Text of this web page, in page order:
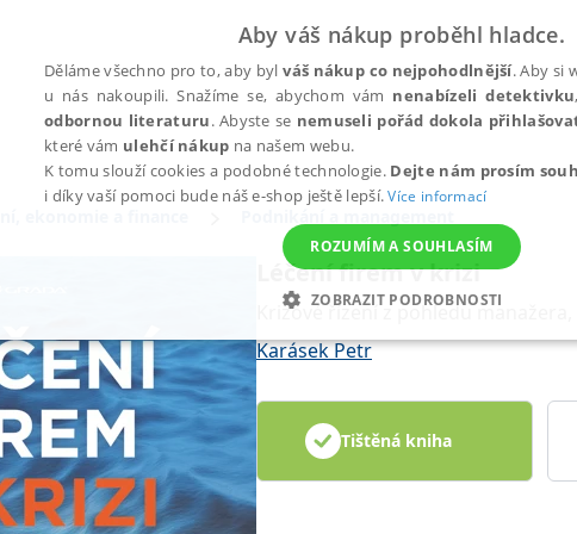
Léčení firem v krizi
Krizové řízení z pohledu
Karásek Petr
Tištěná kniha
Aby váš nákup proběhl hladce.
Děláme všechno pro to, aby bylváš nákup co nejpohodlnější. Aby si
u nás nakoupili. Snažíme se, abychom vám nenabízeli detektivku
odbornou literaturu. Abyste se nemuseli pořád dokola
které vám ulehčí nákup na našem webu.
K tomu slouží cookies a podobné technologie. Dejte nám prosím
i díky vaší pomoci bude náš e-shop ještě lepší.Více informací
ROZUMÍM A SOUHLASÍM
ZOBRAZIT PODROBNOSTI
NEZBYTNÉ ANALYTICKÉ MARKETINGOVÉ FUNKČNÍ
Nezbytné Marketingové Funkční
funkce webových stránek, jako je přihlášení uživatele a správa účtu. Webové